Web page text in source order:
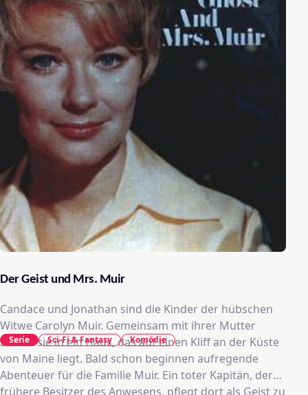
Der Geist und Mrs. Muir
Candace und Jonathan sind die Kinder der hübschen
Witwe Carolyn Muir. Gemeinsam mit ihrer Mutter
ziehen sie in ein Haus, das auf einen Kliff an der Küste
von Maine liegt. Bald schon beginnen aufregende
Abenteuer für die Familie Muir. Ein toter Kapitän, der
frühere Besitzer des Anwesens, pflegt dort als Geist zu
Serie Sci-Fi & Fantasy Komödie